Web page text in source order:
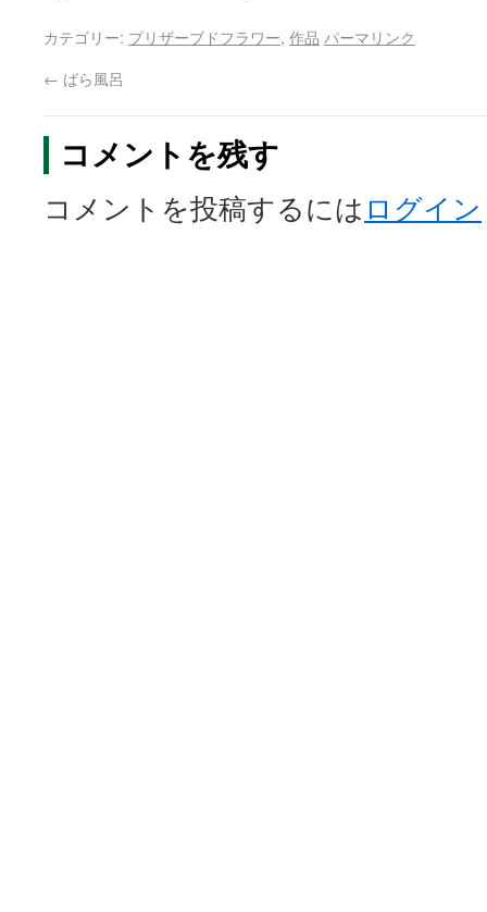
カテゴリー: プリザーブドフラワー, 作品 パーマリンク
← ばら風呂
コメントを残す
コメントを投稿するには ログイン